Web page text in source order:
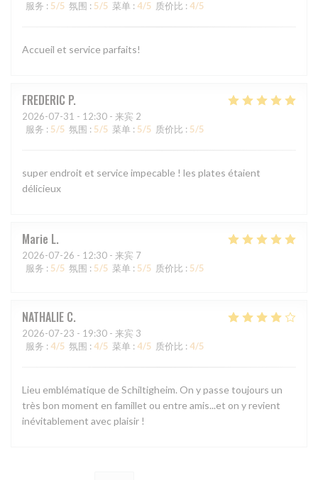
服务 : 5/5 氛围 : 5/5 菜单 : 4/5 质价比 : 4/5
Accueil et service parfaits!
FREDERIC P
2026-07-31 - 12:30 - 来宾 2
服务 : 5/5 氛围 : 5/5 菜单 : 5/5 质价比 : 5/5
super endroit et service impecable ! les plates étaient
délicieux
Marie L
2026-07-26 - 12:30 - 来宾 7
服务 : 5/5 氛围 : 5/5 菜单 : 5/5 质价比 : 5/5
NATHALIE C
2026-07-23 - 19:30 - 来宾 3
服务 : 4/5 氛围 : 4/5 菜单 : 4/5 质价比 : 4/5
Lieu emblématique de Schiltigheim. On y passe toujours un
très bon moment en famillet ou entre amis...et on y revient
inévitablement avec plaisir !